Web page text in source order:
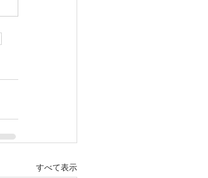
すべて表示